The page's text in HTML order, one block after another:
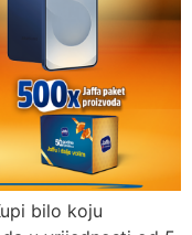
bilo koju